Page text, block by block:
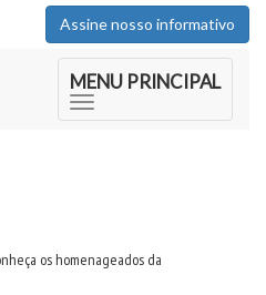
Assine nosso informativo
MENU PRINCIPAL
os homenageados da